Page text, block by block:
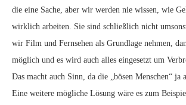
die eine Sache, aber wir werden nie wissen, wie
wirklich arbeiten. Sie sind schließlich nicht
wir Film und Fernsehen als Grundlage nehmen,
möglich und es wird auch alles eingesetzt um
Das macht auch Sinn, da die „bösen Menschen“ ja
Eine weitere mögliche Lösung wäre es zum